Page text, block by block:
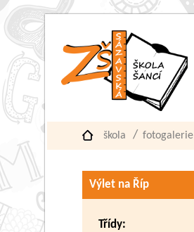
škola fotogalerie
Výlet na Říp
Třídy: